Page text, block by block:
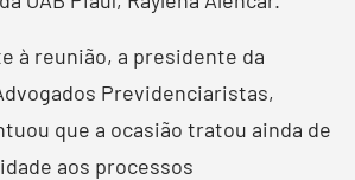
à reunião, a presidente da
Previdenciaristas,
que a ocasião tratou ainda de
aos processos